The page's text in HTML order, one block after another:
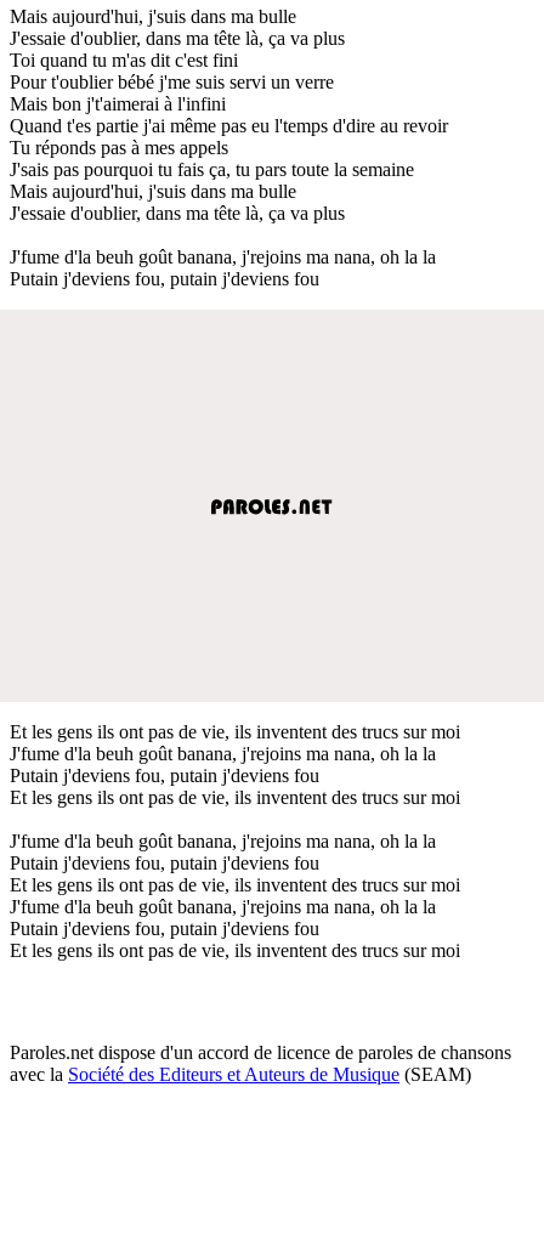
Mais aujourd'hui, j'suis dans ma bulle
J'essaie d'oublier, dans ma tête là, ça va plus
Toi quand tu m'as dit c'est fini
Pour t'oublier bébé j'me suis servi un verre
Mais bon j't'aimerai à l'infini
Quand t'es partie j'ai même pas eu l'temps d'dire au revoir
Tu réponds pas à mes appels
J'sais pas pourquoi tu fais ça, tu pars toute la semaine
Mais aujourd'hui, j'suis dans ma bulle
J'essaie d'oublier, dans ma tête là, ça va plus
J'fume d'la beuh goût banana, j'rejoins ma nana, oh la la
Putain j'deviens fou, putain j'deviens fou
Et les gens ils ont pas de vie, ils inventent des trucs sur moi
J'fume d'la beuh goût banana, j'rejoins ma nana, oh la la
Putain j'deviens fou, putain j'deviens fou
Et les gens ils ont pas de vie, ils inventent des trucs sur moi
J'fume d'la beuh goût banana, j'rejoins ma nana, oh la la
Putain j'deviens fou, putain j'deviens fou
Et les gens ils ont pas de vie, ils inventent des trucs sur moi
J'fume d'la beuh goût banana, j'rejoins ma nana, oh la la
Putain j'deviens fou, putain j'deviens fou
Et les gens ils ont pas de vie, ils inventent des trucs sur moi
Paroles.net dispose d'un accord de licence de paroles de chansons
avec la Société des Editeurs et Auteurs de Musique (SEAM)